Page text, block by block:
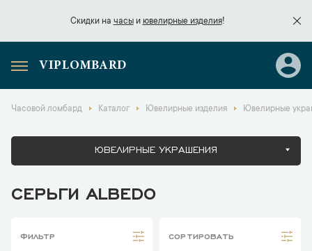
Скидки на часыи ювелирные изделия!
Скидки начасы
VIPLOMBARD
Часовой ломбард Каталог Ювелирные изделия Ювелирные
ЮВЕЛИРНЫЕ УКРАШЕНИЯ
СЕРЬГИ ALBEDO
ФИЛЬТР СОРТИРОВАТЬ